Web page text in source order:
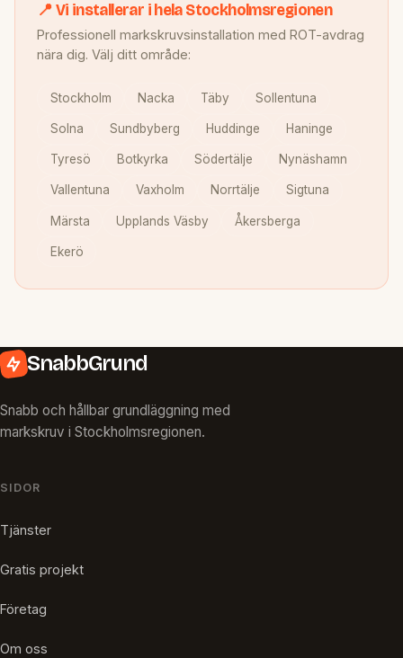
📍 Vi installerar i hela Stockholmsregionen
Professionell markskruvsinstallation med ROT-avdrag
nära dig. Välj ditt område:
Stockholm Nacka Täby Sollentuna
Solna Sundbyberg Huddinge Haninge
Tyresö Botkyrka Södertälje Nynäshamn
Vallentuna Vaxholm Norrtälje Sigtuna
Märsta Upplands Väsby Åkersberga
Ekerö
SnabbGrund
Snabb och hållbar grundläggning med
markskruv i Stockholmsregionen.
SIDOR
Tjänster
Gratis projekt
Företag
Om oss